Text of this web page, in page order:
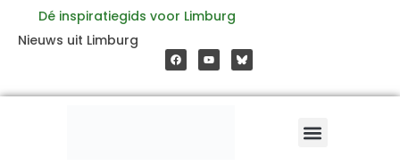
inhoud
Dé inspiratiegids voor Limburg
Nieuws uit Limburg
a
c
e
o
o
o
u
t
b
e